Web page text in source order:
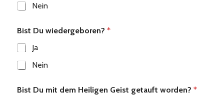
Nein
Bist Du wiedergeboren? *
Ja
Nein
Bist Du mit dem Heiligen Geist getauft worden? *